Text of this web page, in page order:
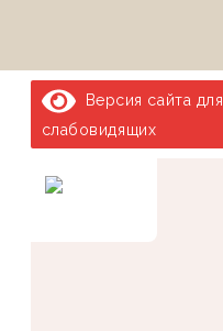
Версия сайта для
слабовидящих